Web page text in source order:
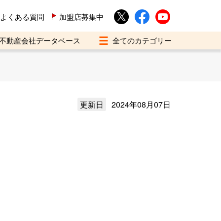
よくある質問 加盟店募集中
動産会社データベース
更新日 2024年08月07日